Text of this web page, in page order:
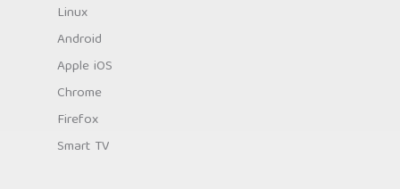
Linux
Android
Apple iOS
Chrome
Firefox
Smart TV